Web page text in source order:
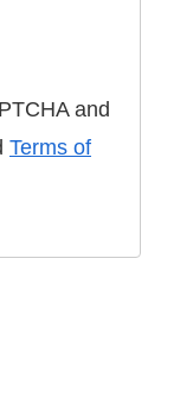
and
Terms of